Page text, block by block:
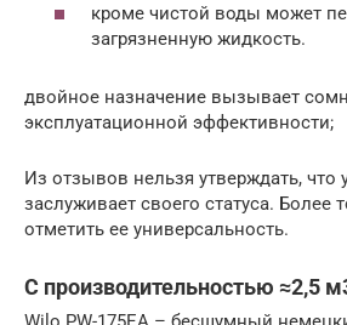
кроме чистой воды может
загрязненную жидкость.
двойное назначение вызывает
эксплуатационной эффективности;
Из отзывов нельзя утверждать, что
заслуживает своего статуса. Более
отметить ее универсальность.
С производительностью ≈2,5